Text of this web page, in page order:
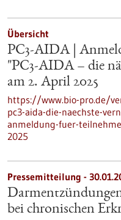
Übersicht
PC3-AIDA |
"PC3-AIDA – die
am 2. April 2025
https://www.bio-pro.de/
pc3-aida-die-naechste-
anmeldung-fuer-
2025
Pressemitteilung -
bei chronischen